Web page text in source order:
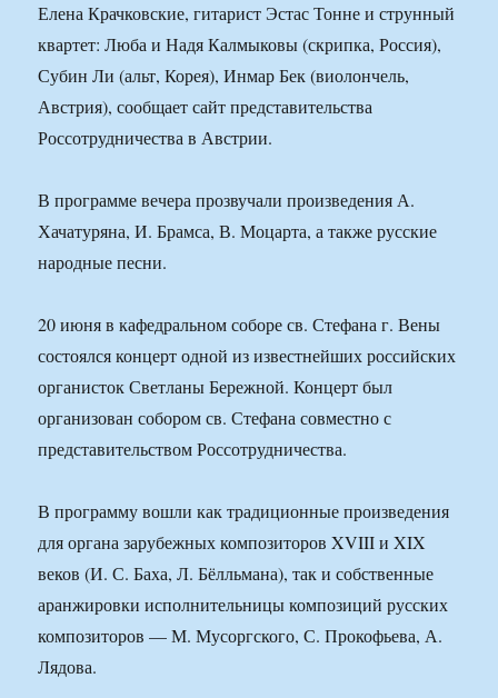
Елена Крачковские, гитарист Эстас Тонне и струнный
квартет: Люба и Надя Калмыковы (скрипка, Россия),
Субин Ли (альт, Корея), Инмар Бек (виолончель,
Австрия), сообщает сайт представительства
Россотрудничества в Австрии.
В программе вечера прозвучали произведения А.
Хачатуряна, И. Брамса, В. Моцарта, а также русские
народные песни.
20 июня в кафедральном соборе св. Стефана г. Вены
состоялся концерт одной из известнейших российских
органисток Светланы Бережной. Концерт был
организован собором св. Стефана совместно с
представительством Россотрудничества.
В программу вошли как традиционные произведения
для органа зарубежных композиторов XVIII и XIX
веков (И. С. Баха, Л. Бёлльмана), так и собственные
аранжировки исполнительницы композиций русских
композиторов — М. Мусоргского, С. Прокофьева, А.
Лядова.